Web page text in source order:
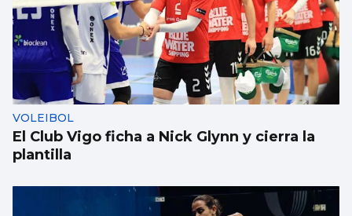
VOLEIBOL
El Club Vigo ficha a Nick Glynn y cierra la
plantilla